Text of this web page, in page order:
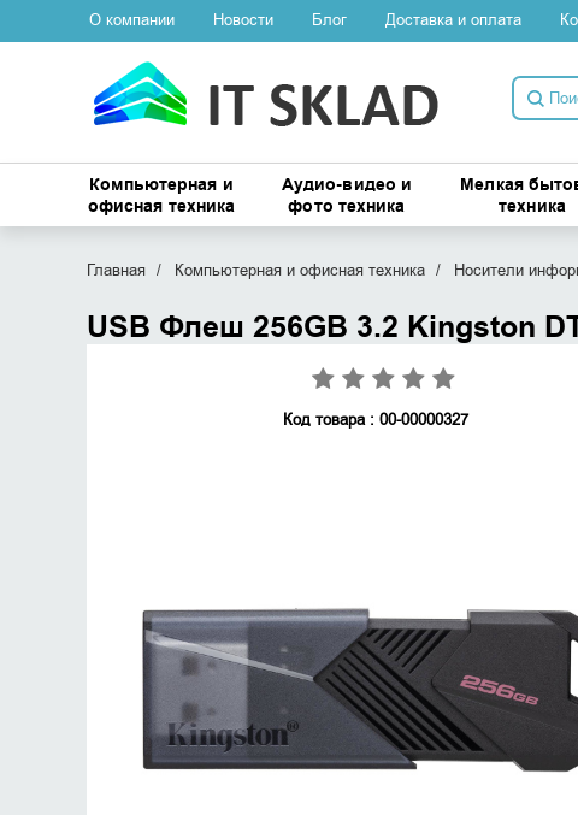
О компании Новости Блог Доставка и оплата
Компьютерная и
офисная техника
Аудио-видео и
фото техника
Мелкая
техника
Главная Компьютерная и офисная техника Носители
USB Флеш 256GB 3.2 Kingston
Код товара : 00-00000327